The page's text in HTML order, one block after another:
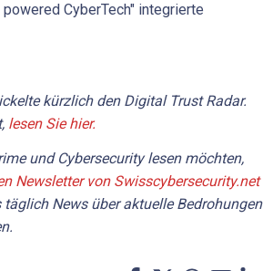
CyberTech" integrierte
kürzlich den Digital Trust Radar.
lesen Sie hier.
und Cybersecurity lesen möchten,
Newsletter von Swisscybersecurity.net
News über aktuelle Bedrohungen